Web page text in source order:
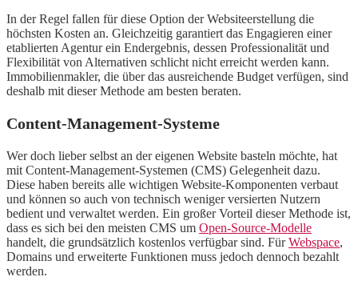
In der Regel fallen für diese Option der Websiteerstellung die
höchsten Kosten an. Gleichzeitig garantiert das Engagieren einer
etablierten Agentur ein Endergebnis, dessen Professionalität und
Flexibilität von Alternativen schlicht nicht erreicht werden kann.
Immobilienmakler, die über das ausreichende Budget verfügen, sind
deshalb mit dieser Methode am besten beraten.
Content-Management-Systeme
Wer doch lieber selbst an der eigenen Website basteln möchte, hat
mit Content-Management-Systemen (CMS) Gelegenheit dazu.
Diese haben bereits alle wichtigen Website-Komponenten verbaut
und können so auch von technisch weniger versierten Nutzern
bedient und verwaltet werden. Ein großer Vorteil dieser Methode ist,
dass es sich bei den meisten CMS um Open-Source-Modelle
handelt, die grundsätzlich kostenlos verfügbar sind. FürWebspace,
Domains und erweiterte Funktionen muss jedoch dennoch bezahlt
werden.